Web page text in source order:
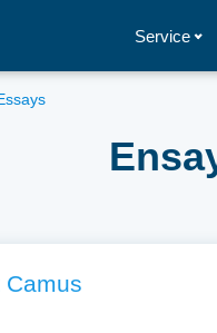
Service
Camus